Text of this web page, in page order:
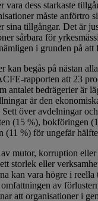
vara dess starkaste
måste anförtro
sina tillgångar. Det är
sårbara för
i grunden på att
kan begås på nästan
rapporten att 23
antalet bedrägerier är
är den
över avdelningar
(15 %), bokföringen
(11 %) för ungefär
mutor, korruption
storlek eller
kan vara högre i reella
av
att organisationer i